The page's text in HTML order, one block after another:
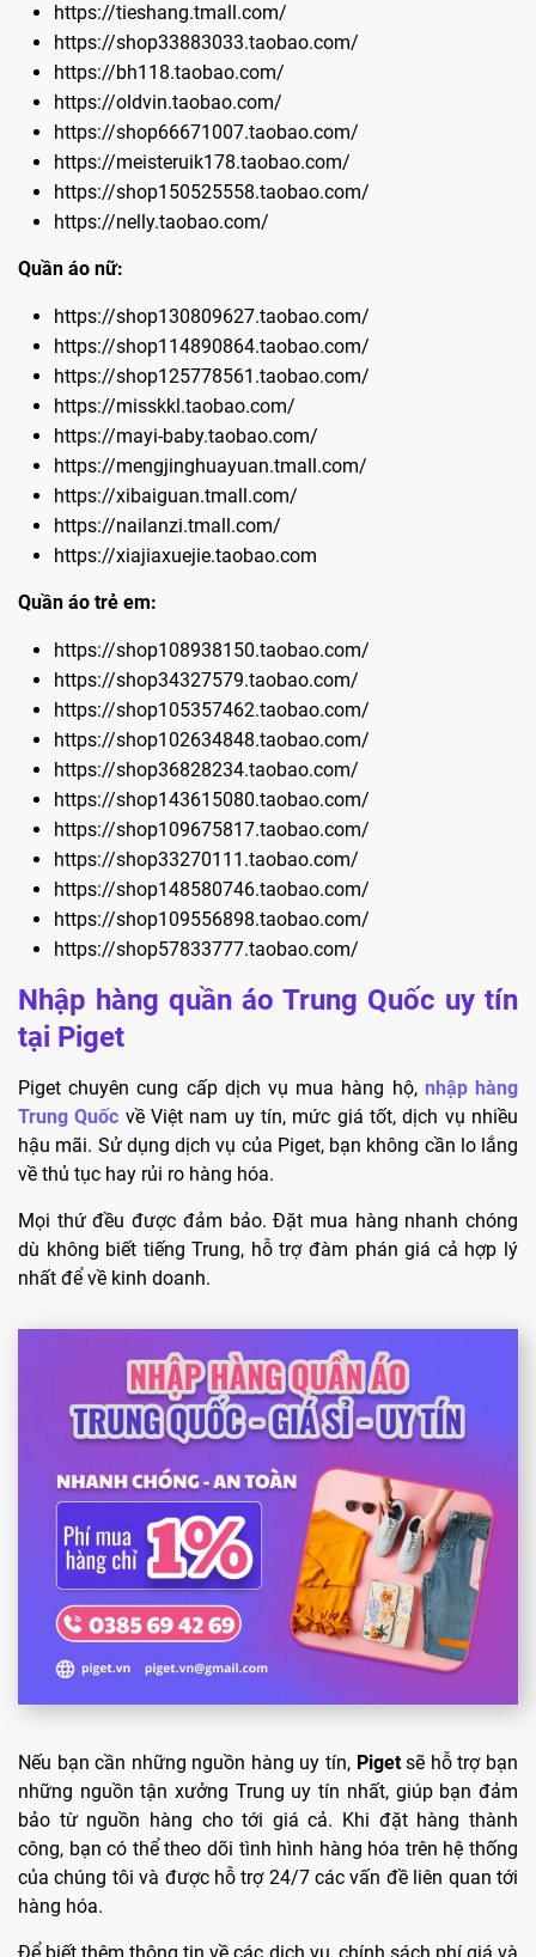
https://tieshang.tmall.com/
https://shop33883033.taobao.com/
https://bh118.taobao.com/
https://oldvin.taobao.com/
https://shop66671007.taobao.com/
https://meisteruik178.taobao.com/
https://shop150525558.taobao.com/
https://nelly.taobao.com/
Quần áo nữ:
https://shop130809627.taobao.com/
https://shop114890864.taobao.com/
https://shop125778561.taobao.com/
https://misskkl.taobao.com/
https://mayi-baby.taobao.com/
https://mengjinghuayuan.tmall.com/
https://xibaiguan.tmall.com/
https://nailanzi.tmall.com/
https://xiajiaxuejie.taobao.com
Quần áo trẻ em:
https://shop108938150.taobao.com/
https://shop34327579.taobao.com/
https://shop105357462.taobao.com/
https://shop102634848.taobao.com/
https://shop36828234.taobao.com/
https://shop143615080.taobao.com/
https://shop109675817.taobao.com/
https://shop33270111.taobao.com/
https://shop148580746.taobao.com/
https://shop109556898.taobao.com/
https://shop57833777.taobao.com/
Nhập hàng quần áo Trung Quốc uy tín
tại Piget
Piget chuyên cung cấp dịch vụ mua hàng hộ, nhập hàng
Trung Quốc về Việt nam uy tín, mức giá tốt, dịch vụ nhiều
hậu mãi. Sử dụng dịch vụ của Piget, bạn không cần lo lắng
về thủ tục hay rủi ro hàng hóa.
Mọi thứ đều được đảm bảo. Đặt mua hàng nhanh chóng
dù không biết tiếng Trung, hỗ trợ đàm phán giá cả hợp lý
nhất để về kinh doanh.
Nếu bạn cần những nguồn hàng uy tín, Pigetsẽ hỗ trợ bạn
những nguồn tận xưởng Trung uy tín nhất, giúp bạn đảm
bảo từ nguồn hàng cho tới giá cả. Khi đặt hàng thành
công, bạn có thể theo dõi tình hình hàng hóa trên hệ thống
của chúng tôi và được hỗ trợ 24/7 các vấn đề liên quan tới
hàng hóa.